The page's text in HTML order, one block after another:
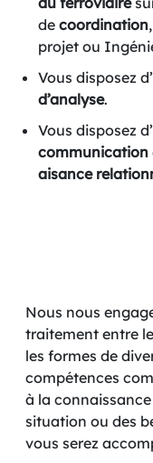
de coordination,
projet ou
Vous disposez
d’analyse.
Vous disposez
communication
aisance
Nous nous
traitement entre
les formes de
compétences
à la
situation ou des
vous serez